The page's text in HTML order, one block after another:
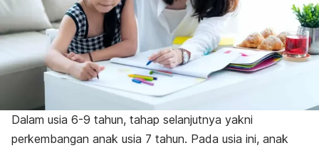
Dalam usia 6-9 tahun, tahap selanjutnya yakni
perkembangan anak usia 7 tahun. Pada usia ini, anak